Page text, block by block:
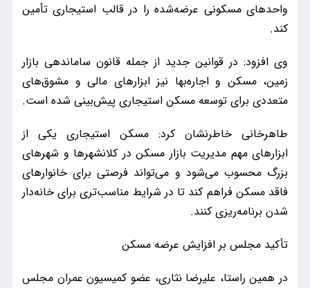
واحدهای مسکونی عرضه‌شده را در قالب استیجاری تأمین
کند.
وی افزود: در قوانین جدید از جمله قانون ساماندهی بازار
زمین، مسکن و اجاره‌بها نیز ابزارهای مالی و مشوق‌های
متعددی برای توسعه مسکن استیجاری پیش‌بینی شده است.
طاهرخانی خاطرنشان کرد: مسکن استیجاری یکی از
ابزارهای مهم مدیریت بازار مسکن در کلانشهرها و شهرهای
بزرگ محسوب می‌شود و می‌تواند فرصتی برای خانوارهای
فاقد مسکن فراهم کند تا در شرایط مناسب‌تری برای خانه‌دار
شدن برنامه‌ریزی کنند.
تأکید مجلس بر افزایش عرضه مسکن
در همین راستا، علیرضا نثاری، عضو کمیسیون عمران مجلس